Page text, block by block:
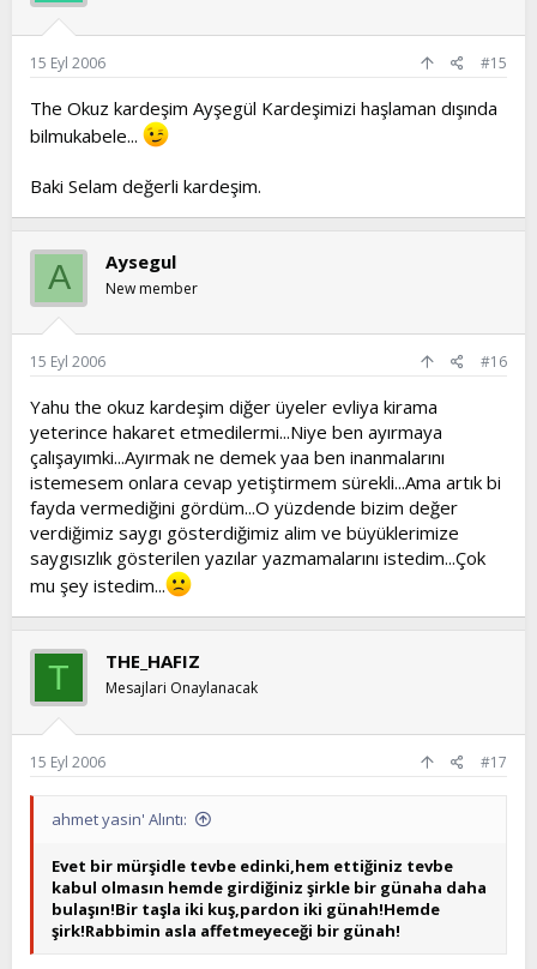
15 Eyl 2006 #15
The Okuz kardeşim Ayşegül Kardeşimizi haşlaman dışında
bilmukabele...
Baki Selam değerli kardeşim.
A Aysegul
New member
15 Eyl 2006 #16
Yahu the okuz kardeşim diğer üyeler evliya kirama
yeterince hakaret etmedilermi...Niye ben ayırmaya
çalışayımki...Ayırmak ne demek yaa ben inanmalarını
istemesem onlara cevap yetiştirmem sürekli...Ama artık bi
fayda vermediğini gördüm...O yüzdende bizim değer
verdiğimiz saygı gösterdiğimiz alim ve büyüklerimize
saygısızlık gösterilen yazılar yazmamalarını istedim...Çok
mu şey istedim...
T THE_HAFIZ
Mesajlari Onaylanacak
15 Eyl 2006 #17
ahmet yasin' Alıntı:
Evet bir mürşidle tevbe edinki,hem ettiğiniz tevbe
kabul olmasın hemde girdiğiniz şirkle bir günaha daha
bulaşın!Bir taşla iki kuş,pardon iki günah!Hemde
şirk!Rabbimin asla affetmeyeceği bir günah!